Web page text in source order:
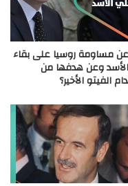
مساومة روسيا على بقاء
وعن هدفها من
الفيتو الأخير؟